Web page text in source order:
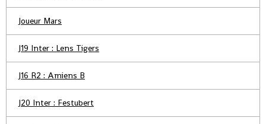
Joueur Mars
J19 Inter : Lens Tigers
J16 R2 : Amiens B
J20 Inter : Festubert